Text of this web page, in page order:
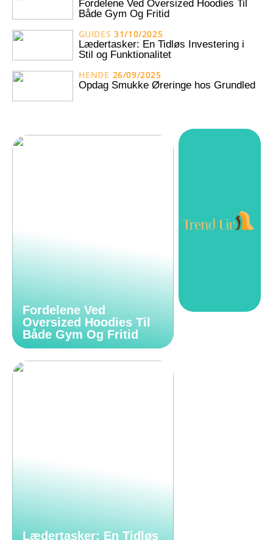
Fordelene Ved Oversized Hoodies Til
Både Gym Og Fritid
GUIDES 31/10/2025
Lædertasker: En Tidløs Investering i
Stil og Funktionalitet
HENDE 26/09/2025
Opdag Smukke Øreringe hos Grundled
Fordelene Ved
Oversized Hoodies Til
Både Gym Og Fritid
Lædertasker: En Tidløs